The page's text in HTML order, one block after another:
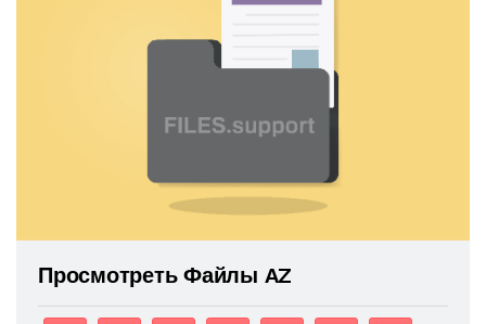
Просмотреть Файлы AZ